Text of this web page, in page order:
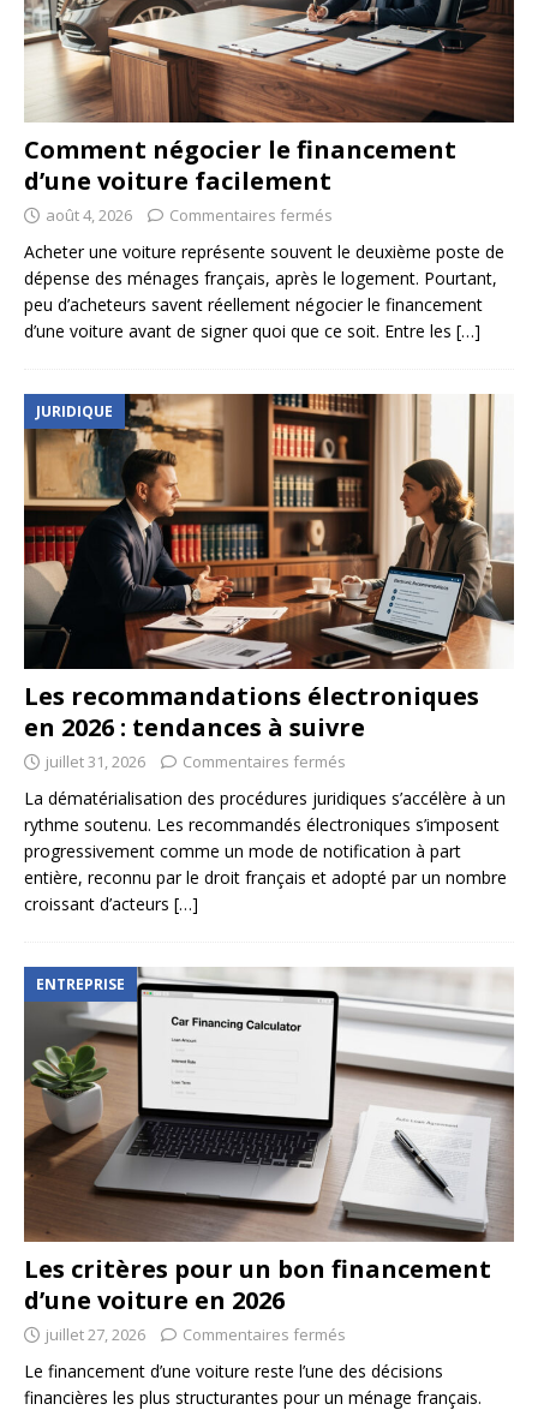
Comment négocier le financement
d’une voiture facilement
août 4, 2026 Commentaires fermés
Acheter une voiture représente souvent le deuxième poste de
dépense des ménages français, après le logement. Pourtant,
peu d’acheteurs savent réellement négocier le financement
d’une voiture avant de signer quoi que ce soit. Entre les […]
JURIDIQUE
Les recommandations électroniques
en 2026 : tendances à suivre
juillet 31, 2026 Commentaires fermés
La dématérialisation des procédures juridiques s’accélère à un
rythme soutenu. Les recommandés électroniques s’imposent
progressivement comme un mode de notification à part
entière, reconnu par le droit français et adopté par un nombre
croissant d’acteurs […]
ENTREPRISE
Les critères pour un bon financement
d’une voiture en 2026
juillet 27, 2026 Commentaires fermés
Le financement d’une voiture reste l’une des décisions
financières les plus structurantes pour un ménage français.